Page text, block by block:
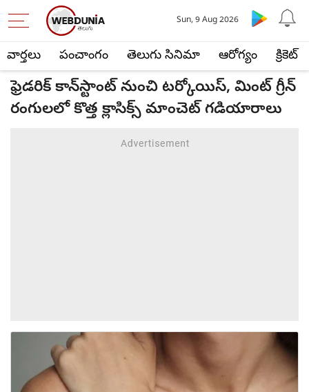
వార్తలు పంచాంగం తెలుగు సినిమా ఆరోగ్యం క్రికెట్
Sun, 9 Aug 2026
ఫ్రెడరిక్ కాన్‌స్టాంట్ నుంచి టర్కోయిస్, మింట్ గ్రీన్
రంగులలో కొత్త క్లాసిక్స్ మాంచెట్ గడియారాలు